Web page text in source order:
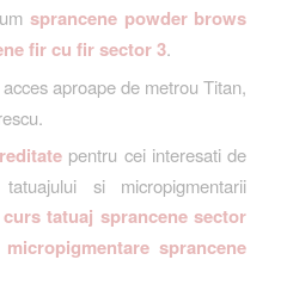
sprancene powder brows
fir cu fir sector 3.
aproape de metrou Titan,
pentru cei interesati de
si micropigmentarii
curs tatuaj sprancene sector
sprancene